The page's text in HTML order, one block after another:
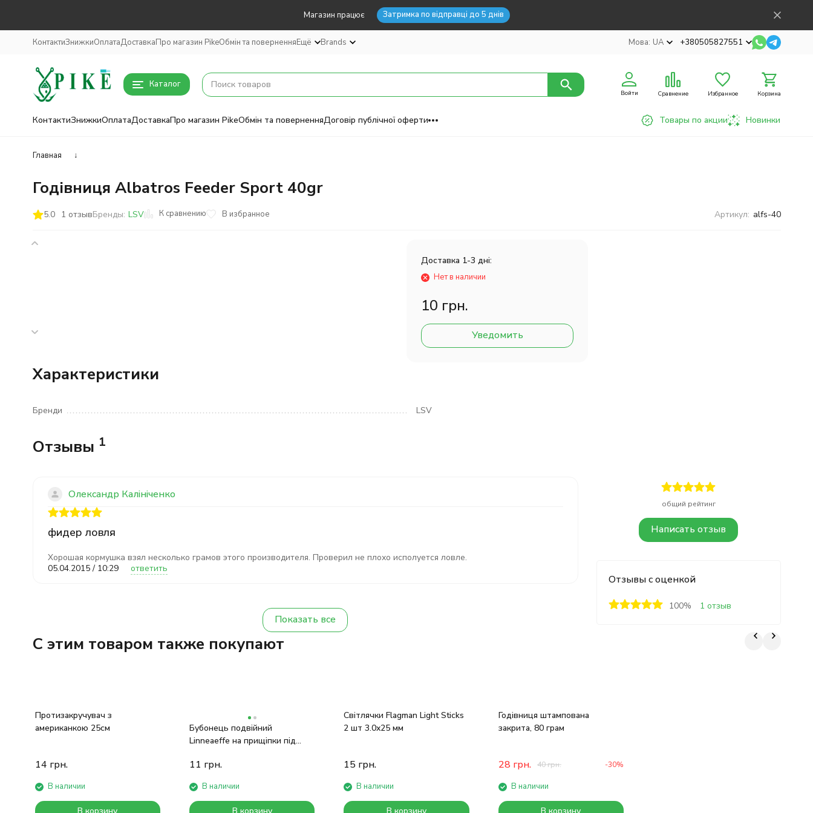
Магазин працює Затримка по відправці до 5 днів
КонтактиЗнижкиОплатаДоставкаПро магазин PikeОбмін та поверненняЕщё Brands Мова: UA +380505827551
Каталог
Войти Сравнение Избранное Корзина
КонтактиЗнижкиОплатаДоставкаПро магазин PikeОбмін та поверненняДоговір публічної оферти Товары по акции Новинки
Главная ↓
Годівниця Albatros Feeder Sport 40gr
5.0 1 отзывБренды: LSV К сравнению В избранное Артикул: alfs-40
Доставка 1-3 дні:
Нет в наличии
10 грн.
Уведомить
Характеристики
Бренди LSV
Отзывы 1
Олександр Калiнiченко
фидер ловля
Хорошая кормушка взял несколько грамов этого производителя. Проверил не плохо исполуется ловле.
05.04.2015 / 10:29
ответить
Показать все
общий рейтинг
Написать отзыв
Отзывы с оценкой
100% 1 отзыв
C этим товаром также покупают
Протизакручувач з
американкою 25см
14 грн.
В наличии
Бубонець подвійний
Linneaeffe на прищіпки під
11 грн.
В наличии
Світлячки Flagman Light Sticks
2 шт 3.0x25 мм
15 грн.
В наличии
Годівниця штампована
закрита, 80 грам
28 грн. 40грн. -30%
В наличии